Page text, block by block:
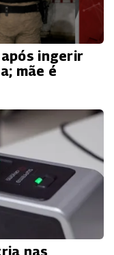
ingerir
mãe é